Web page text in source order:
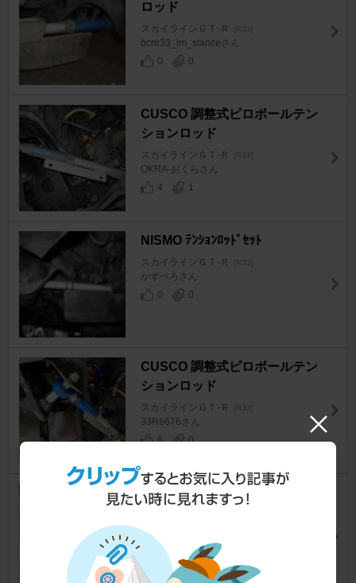
ロッド
スカイラインＧＴ‐Ｒ [R33]
bcnr33_lm_stanceさん
0
0
CUSCO 調整式ピロボールテン
ションロッド
スカイラインＧＴ‐Ｒ [R33]
OKRA-おくらさん
4
1
NISMO ﾃﾝｼｮﾝﾛｯﾄﾞｾｯﾄ
スカイラインＧＴ‐Ｒ [R33]
かずぺろさん
0
0
CUSCO 調整式ピロボールテン
ションロッド
スカイラインＧＴ‐Ｒ [R33]
33R6676さん
6
0
CUSCO ピロボールテンション
スカイラインＧＴ‐Ｒ
鉄馬女王様さん
0